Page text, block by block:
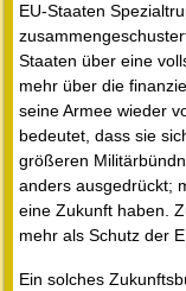
EU-Staaten
Staaten über eine
mehr über die
seine Armee wieder
bedeutet, dass sie
größeren
anders ausgedrückt;
eine Zukunft haben.
mehr als Schutz der
Ein solches